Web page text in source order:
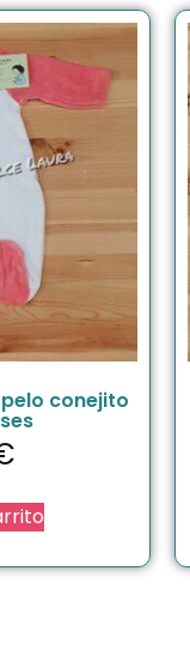
conejito